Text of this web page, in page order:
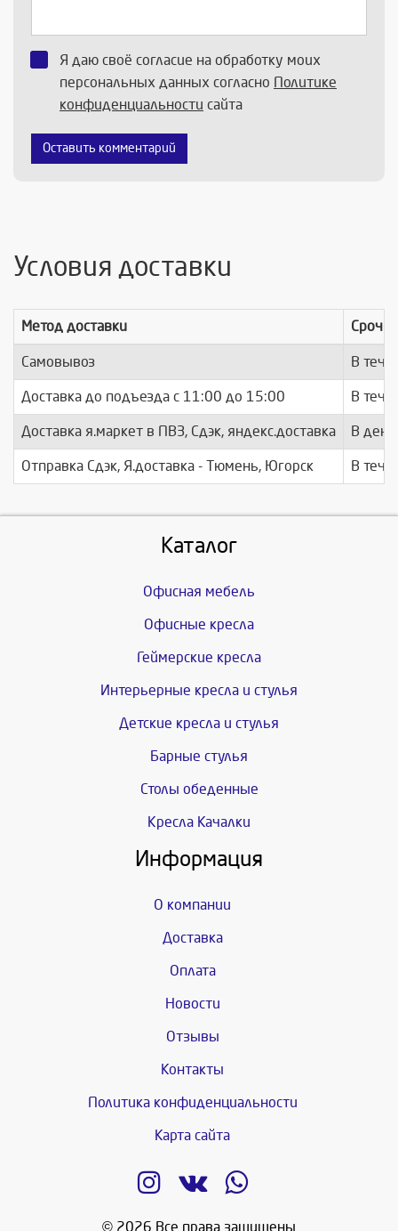
Я даю своё согласие на обработку моих
персональных данных согласно Политике
конфиденциальности сайта
Оставить комментарий
Условия доставки
Метод доставки
Самовывоз В
Доставка до подъезда c 11:00 до 15:00 В
Доставка я.маркет в ПВЗ, Сдэк, яндекс.доставка В день
Отправка Сдэк, Я.доставка - Тюмень, Югорск В
Каталог
Офисная мебель
Офисные кресла
Геймерские кресла
Интерьерные кресла и стулья
Детские кресла и стулья
Барные стулья
Столы обеденные
Кресла Качалки
Информация
О компании
Доставка
Оплата
Новости
Отзывы
Контакты
Политика конфиденциальности
Карта сайта
© 2026 Все права защищены